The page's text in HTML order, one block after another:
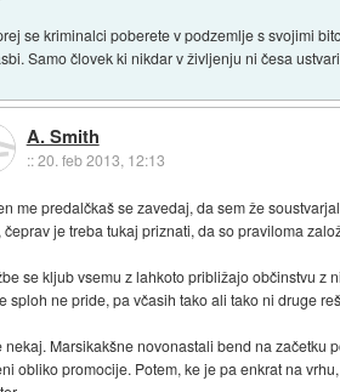
se kriminalci poberete v podzemlje s svojimi
Samo človek ki nikdar v življenju ni česa
A. Smith
::20. feb 2013, 12:13
me predalčkaš se zavedaj, da sem že
čeprav je treba tukaj priznati, da so praviloma
se kljub vsemu z lahkoto približajo občinstvu z
sploh ne pride, pa včasih tako ali tako ni druge
nekaj. Marsikakšne novonastali bend na začetku
obliko promocije. Potem, ke je pa enkrat na